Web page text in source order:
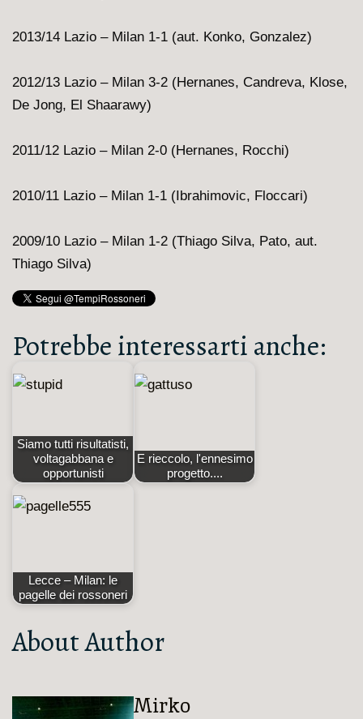
2013/14 Lazio – Milan 1-1 (aut. Konko, Gonzalez)
2012/13 Lazio – Milan 3-2 (Hernanes, Candreva, Klose,
De Jong, El Shaarawy)
2011/12 Lazio – Milan 2-0 (Hernanes, Rocchi)
2010/11 Lazio – Milan 1-1 (Ibrahimovic, Floccari)
2009/10 Lazio – Milan 1-2 (Thiago Silva, Pato, aut.
Thiago Silva)
Potrebbe interessarti anche:
Siamo tutti risultatisti,
voltagabbana e
opportunisti
E rieccolo, l'ennesimo
progetto....
Lecce – Milan: le
pagelle dei rossoneri
About Author
Mirko